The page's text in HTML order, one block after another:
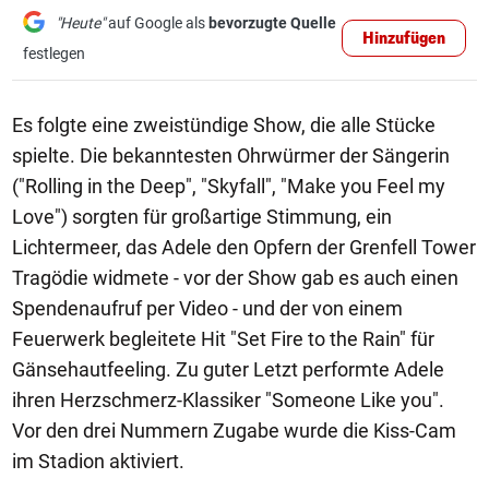
"Heute"auf Google als bevorzugte Quelle
festlegen
Hinzufügen
Es folgte eine zweistündige Show, die alle Stücke
spielte. Die bekanntesten Ohrwürmer der Sängerin
("Rolling in the Deep", "Skyfall", "Make you Feel my
Love") sorgten für großartige Stimmung, ein
Lichtermeer, das Adele den Opfern der Grenfell Tower
Tragödie widmete - vor der Show gab es auch einen
Spendenaufruf per Video - und der von einem
Feuerwerk begleitete Hit "Set Fire to the Rain" für
Gänsehautfeeling. Zu guter Letzt performte Adele
ihren Herzschmerz-Klassiker "Someone Like you".
Vor den drei Nummern Zugabe wurde die Kiss-Cam
im Stadion aktiviert.
1/6